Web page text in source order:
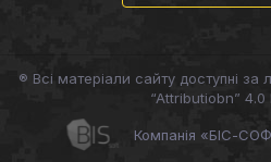
® Всі матеріали сайту доступні за
“Attributiobn” 4.0
Компанія «БІС-